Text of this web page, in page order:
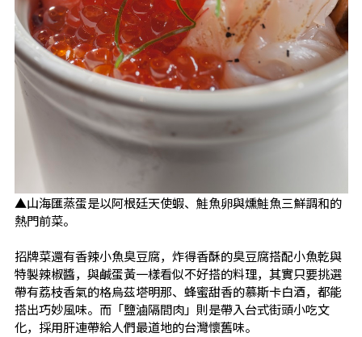
▲山海匯蒸蛋是以阿根廷天使蝦、鮭魚卵與燻鮭魚三鮮調和的
熱門前菜。
招牌菜還有香辣小魚臭豆腐，炸得香酥的臭豆腐搭配小魚乾與
特製辣椒醬，與鹹蛋黃一樣看似不好搭的料理，其實只要挑選
帶有荔枝香氣的格烏茲塔明那、蜂蜜甜香的慕斯卡白酒，都能
搭出巧妙風味。而「鹽滷隔間肉」則是帶入台式街頭小吃文
化，採用肝連帶給人們最道地的台灣懷舊味。